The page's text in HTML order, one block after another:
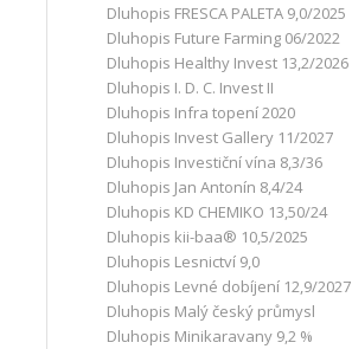
Dluhopis FRESCA PALETA 9,0/2025
Dluhopis Future Farming 06/2022
Dluhopis Healthy Invest 13,2/2026
Dluhopis I. D. C. Invest II
Dluhopis Infra topení 2020
Dluhopis Invest Gallery 11/2027
Dluhopis Investiční vína 8,3/36
Dluhopis Jan Antonín 8,4/24
Dluhopis KD CHEMIKO 13,50/24
Dluhopis kii-baa® 10,5/2025
Dluhopis Lesnictví 9,0
Dluhopis Levné dobíjení 12,9/2027
Dluhopis Malý český průmysl
Dluhopis Minikaravany 9,2 %